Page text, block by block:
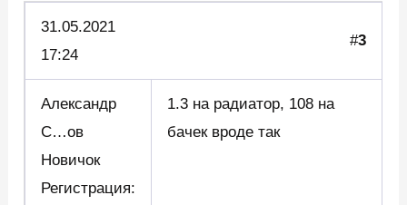
31.05.2021
17:24
#3
Александр
С…ов
Новичок
Регистрация:
1.3 на радиатор, 108 на
бачек вроде так